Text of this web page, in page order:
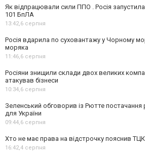
Як відпрацювали сили ППО . Росія
101 БпЛА
13:42,6 серпня
Росія вдарила по суховантажу у Чорному
моряка
11:46,6 серпня
Росіяни знищили склади двох великих
атакував бізнеси
10:34,6 серпня
Зеленський обговорив із Рютте
для України
09:44,6 серпня
Хто не має права на відстрочку пояснив ТЦК
16:42,4 серпня